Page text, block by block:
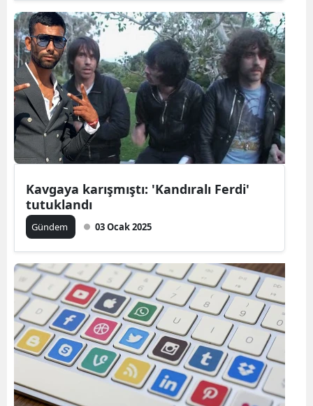
Kavgaya karışmıştı: 'Kandıralı Ferdi'
tutuklandı
Gündem 03 Ocak 2025